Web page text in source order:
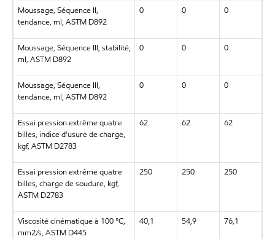
Moussage, Séquence II,
tendance, ml, ASTM D892
0 0 0
Moussage, Séquence III, stabilité,
ml, ASTM D892
0 0 0
Moussage, Séquence III,
tendance, ml, ASTM D892
0 0 0
Essai pression extrême quatre
billes, indice d’usure de charge,
kgf, ASTM D2783
62 62 62
Essai pression extrême quatre
billes, charge de soudure, kgf,
ASTM D2783
250 250 250
Viscosité cinématique à 100 °C,
mm2/s, ASTM D445
40,1 54,9 76,1